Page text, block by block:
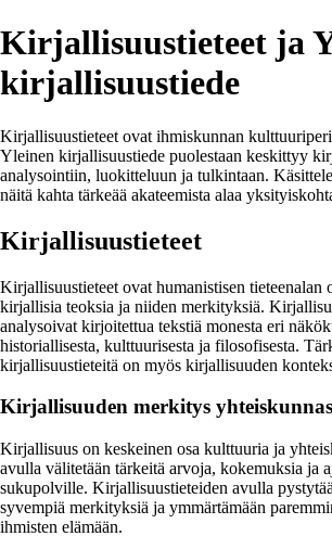
Kirjallisuustieteet ja
kirjallisuustiede
Kirjallisuustieteet ovat ihmiskunnan
Yleinen kirjallisuustiede puolestaan keskittyy
analysointiin, luokitteluun ja tulkintaan.
näitä kahta tärkeää akateemista alaa
Kirjallisuustieteet
Kirjallisuustieteet ovat humanistisen tieteenalan
kirjallisia teoksia ja niiden merkityksiä.
analysoivat kirjoitettua tekstiä monesta eri
historiallisesta, kulttuurisesta ja filosofisesta.
kirjallisuustieteitä on myös kirjallisuuden
Kirjallisuuden merkitys
Kirjallisuus on keskeinen osa kulttuuria ja
avulla välitetään tärkeitä arvoja, kokemuksia ja
sukupolville. Kirjallisuustieteiden avulla
syvempiä merkityksiä ja ymmärtämään
ihmisten elämään.